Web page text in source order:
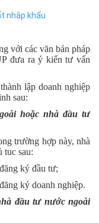
nhập khẩu
với các văn bản pháp
đưa ra ý kiến tư vấn
lập doanh nghiệp
sau:
hoặc nhà đầu tư
trường hợp này, nhà
tuc sau:
ký đầu tư;
ký doanh nghiệp.
đầu tư nước ngoài